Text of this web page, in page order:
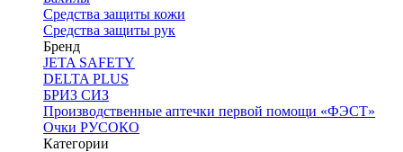
Средства защиты кожи
Средства защиты рук
Бренд
JETA SAFETY
DELTA PLUS
БРИЗ СИЗ
Производственные аптечки первой помощи «ФЭСТ»
Очки РУСОКО
Категории